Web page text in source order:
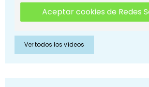
Aceptar cookies de Redes
Ver todos los vídeos